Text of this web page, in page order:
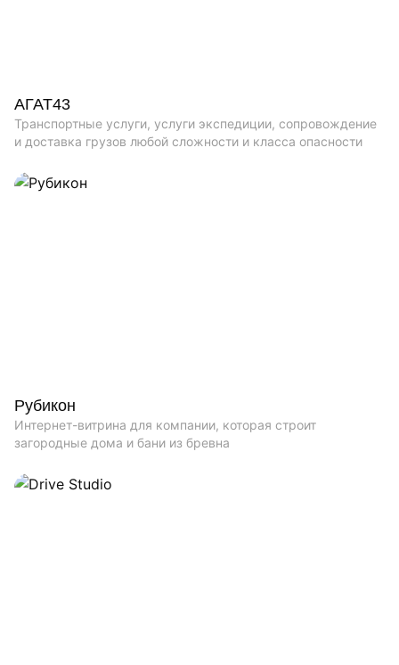
АГАТ43
Транспортные услуги, услуги экспедиции, сопровождение
и доставка грузов любой сложности и класса опасности
Рубикон
Интернет-витрина для компании, которая строит
загородные дома и бани из бревна